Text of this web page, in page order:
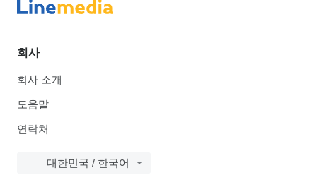
회사
회사 소개
도움말
연락처
대한민국 / 한국어